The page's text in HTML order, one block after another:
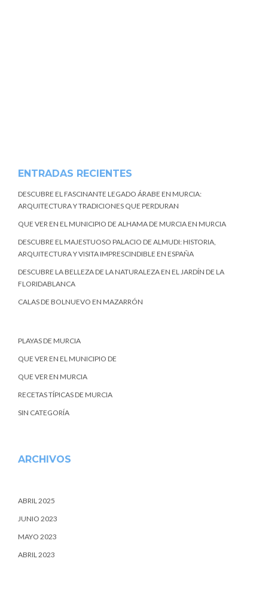
ENTRADAS RECIENTES
DESCUBRE EL FASCINANTE LEGADO ÁRABE EN MURCIA:
ARQUITECTURA Y TRADICIONES QUE PERDURAN
QUE VER EN EL MUNICIPIO DE ALHAMA DE MURCIA EN MURCIA
DESCUBRE EL MAJESTUOSO PALACIO DE ALMUDI: HISTORIA,
ARQUITECTURA Y VISITA IMPRESCINDIBLE EN ESPAÑA
DESCUBRE LA BELLEZA DE LA NATURALEZA EN EL JARDÍN DE LA
FLORIDABLANCA
CALAS DE BOLNUEVO EN MAZARRÓN
PLAYAS DE MURCIA
QUE VER EN EL MUNICIPIO DE
QUE VER EN MURCIA
RECETAS TÍPICAS DE MURCIA
SIN CATEGORÍA
ARCHIVOS
ABRIL 2025
JUNIO 2023
MAYO 2023
ABRIL 2023